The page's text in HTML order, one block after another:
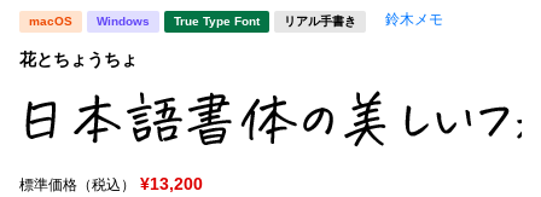
macOS Windows True Type Font リアル手書き 鈴木メモ
花とちょうちょ
標準価格（税込） ¥13,200